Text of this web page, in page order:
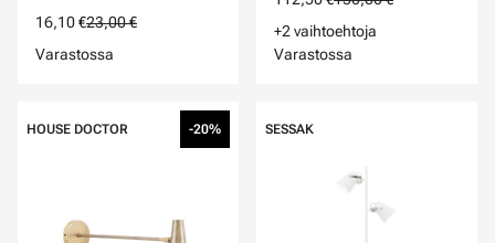
16,10 €23,00 €
Varastossa
+2 vaihtoehtoja
Varastossa
HOUSE DOCTOR -20% SESSAK